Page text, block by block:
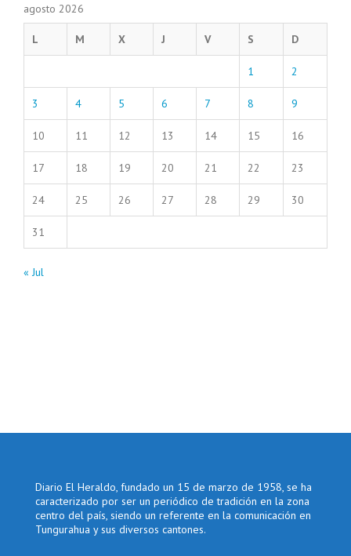
agosto 2026
L M X J V S D
1 2
3 4 5 6 7 8 9
10 11 12 13 14 15 16
17 18 19 20 21 22 23
24 25 26 27 28 29 30
31
« Jul
Diario El Heraldo, fundado un 15 de marzo de 1958, se ha
caracterizado por ser un periódico de tradición en la zona
centro del país, siendo un referente en la comunicación en
Tungurahua y sus diversos cantones.